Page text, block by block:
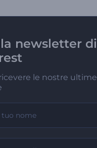
newsletter di
le nostre ultime